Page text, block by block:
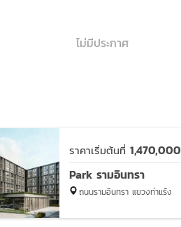
ไม่มีประกาศ
ราคาเริ่มต้นที่ 1,470,000
Park รามอินทรา
ถนนรามอินทรา แขวงท่าแร้ง